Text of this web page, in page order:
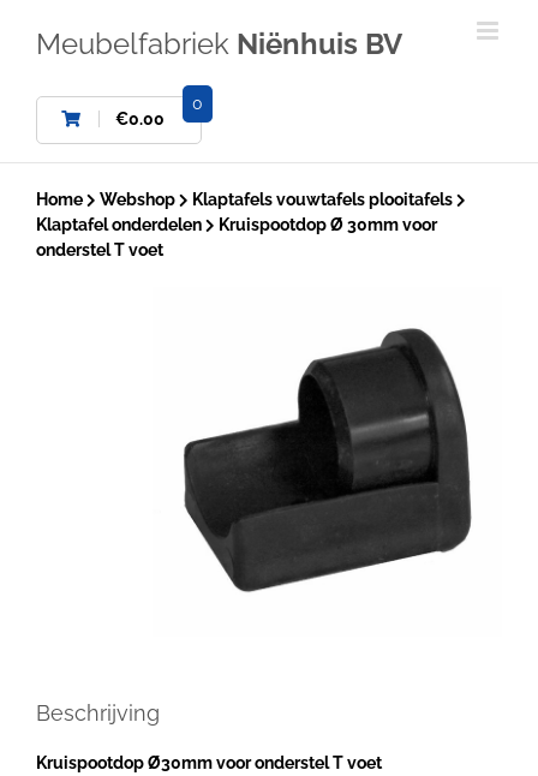
Meubelfabriek Niënhuis BV
€0.00
0
Home Webshop
Klaptafels vouwtafels plooitafels
Klaptafel onderdelen
Kruispootdop Ø 30mm voor
onderstel T voet
Beschrijving
Kruispootdop Ø30mm voor onderstel T voet